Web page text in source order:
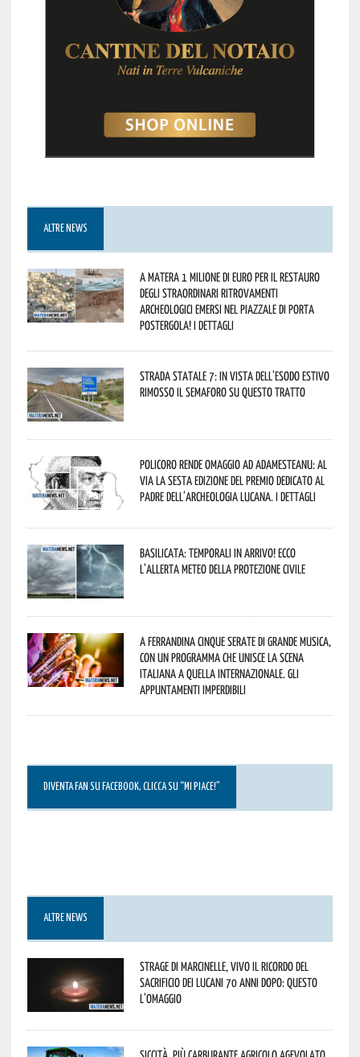
ALTRE NEWS
A Matera 1 milione di euro per il restauro
degli straordinari ritrovamenti
archeologici emersi nel piazzale di Porta
Postergola! I dettagli
Strada statale 7: in vista dell’esodo estivo
rimosso il semaforo su questo tratto
Policoro rende omaggio ad Adamesteanu: al
via la sesta edizione del Premio dedicato al
padre dell’archeologia lucana. I dettagli
Basilicata: temporali in arrivo! Ecco
l’allerta meteo della Protezione civile
A Ferrandina cinque serate di grande musica,
con un programma che unisce la scena
italiana a quella internazionale. Gli
appuntamenti imperdibili
DIVENTA FAN SU FACEBOOK, CLICCA SU “MI PIACE!”
ALTRE NEWS
Strage di Marcinelle, vivo il ricordo del
sacrificio dei lucani 70 anni dopo: questo
l’omaggio